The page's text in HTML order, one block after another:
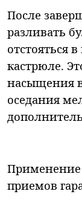
После
разливать
отстояться
кастрюле.
насыщения
оседания
Применение
приемов